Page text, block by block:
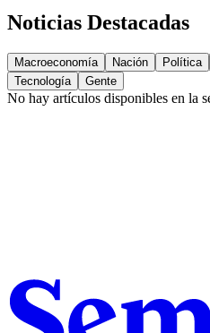
Noticias Destacadas
Macroeconomía Nación Política
Tecnología
Gente
No hay artículos disponibles en la